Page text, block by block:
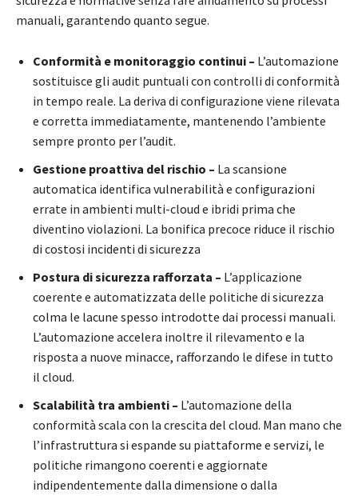
manuali, garantendo quanto segue.
Conformità e monitoraggio continui – L’automazione
sostituisce gli audit puntuali con controlli di conformità
in tempo reale. La deriva di configurazione viene rilevata
e corretta immediatamente, mantenendo l’ambiente
sempre pronto per l’audit.
Gestione proattiva del rischio – La scansione
automatica identifica vulnerabilità e configurazioni
errate in ambienti multi-cloud e ibridi prima che
diventino violazioni. La bonifica precoce riduce il rischio
di costosi incidenti di sicurezza
Postura di sicurezza rafforzata – L’applicazione
coerente e automatizzata delle politiche di sicurezza
colma le lacune spesso introdotte dai processi manuali.
L’automazione accelera inoltre il rilevamento e la
risposta a nuove minacce, rafforzando le difese in tutto
il cloud.
Scalabilità tra ambienti – L’automazione della
conformità scala con la crescita del cloud. Man mano che
l’infrastruttura si espande su piattaforme e servizi, le
politiche rimangono coerenti e aggiornate
indipendentemente dalla dimensione o dalla